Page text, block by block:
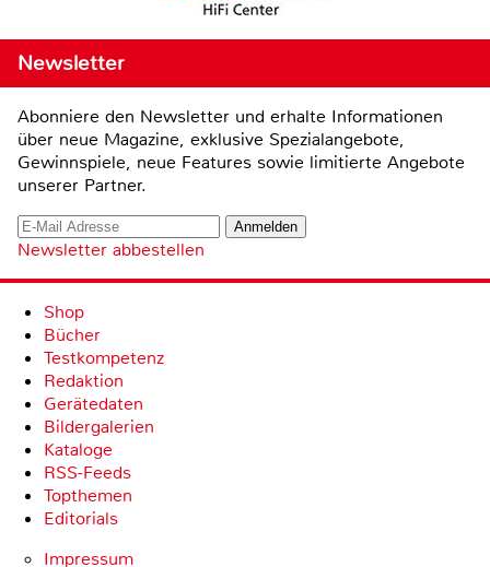
Newsletter
Abonniere den Newsletter und erhalte Informationen
über neue Magazine, exklusive Spezialangebote,
Gewinnspiele, neue Features sowie limitierte Angebote
unserer Partner.
Newsletter abbestellen
Shop
Bücher
Testkompetenz
Redaktion
Gerätedaten
Bildergalerien
Kataloge
RSS-Feeds
Topthemen
Editorials
Impressum